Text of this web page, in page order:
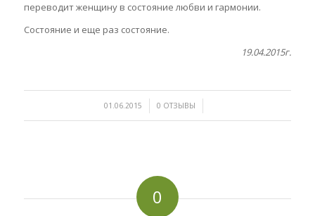
переводит женщину в состояние любви и гармонии.
Состояние и еще раз состояние.
19.04.2015г.
01.06.2015
/ 0 ОТЗЫВЫ
/
0